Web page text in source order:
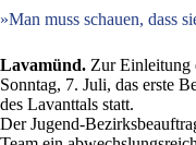
»Man muss schauen, dass
Lavamünd. Zur Einleitung
Sonntag, 7. Juli, das erste
des Lavanttals statt.
Der Jugend-